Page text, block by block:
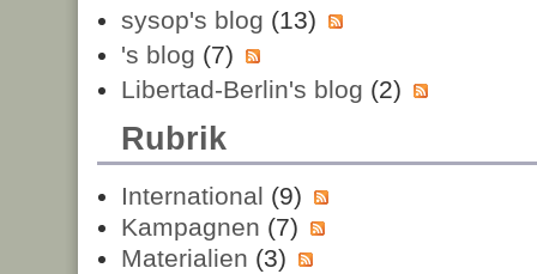
sysop's blog (13)
's blog (7)
Libertad-Berlin's blog (2)
Rubrik
International (9)
Kampagnen (7)
Materialien (3)